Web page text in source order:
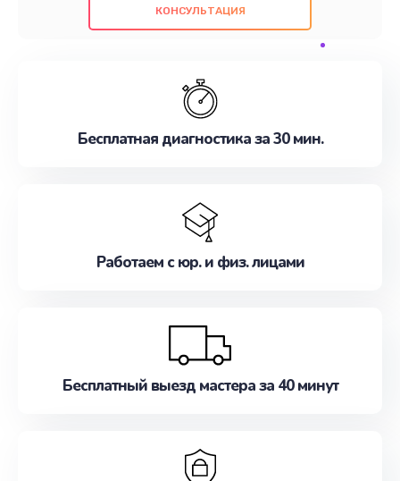
проведенных работ. Наша цель - предоставить
наилучшим образом. Не медлите записаться на
КОНСУЛЬТАЦИЯ
Бесплатная диагностика за 30 мин.
Работаем с юр. и физ. лицами
Бесплатный выезд мастера за 40 минут